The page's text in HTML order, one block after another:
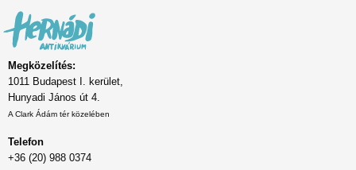
Megközelítés:
1011 Budapest I. kerület,
Hunyadi János út 4.
A Clark Ádám tér közelében
Telefon
+36 (20) 988 0374